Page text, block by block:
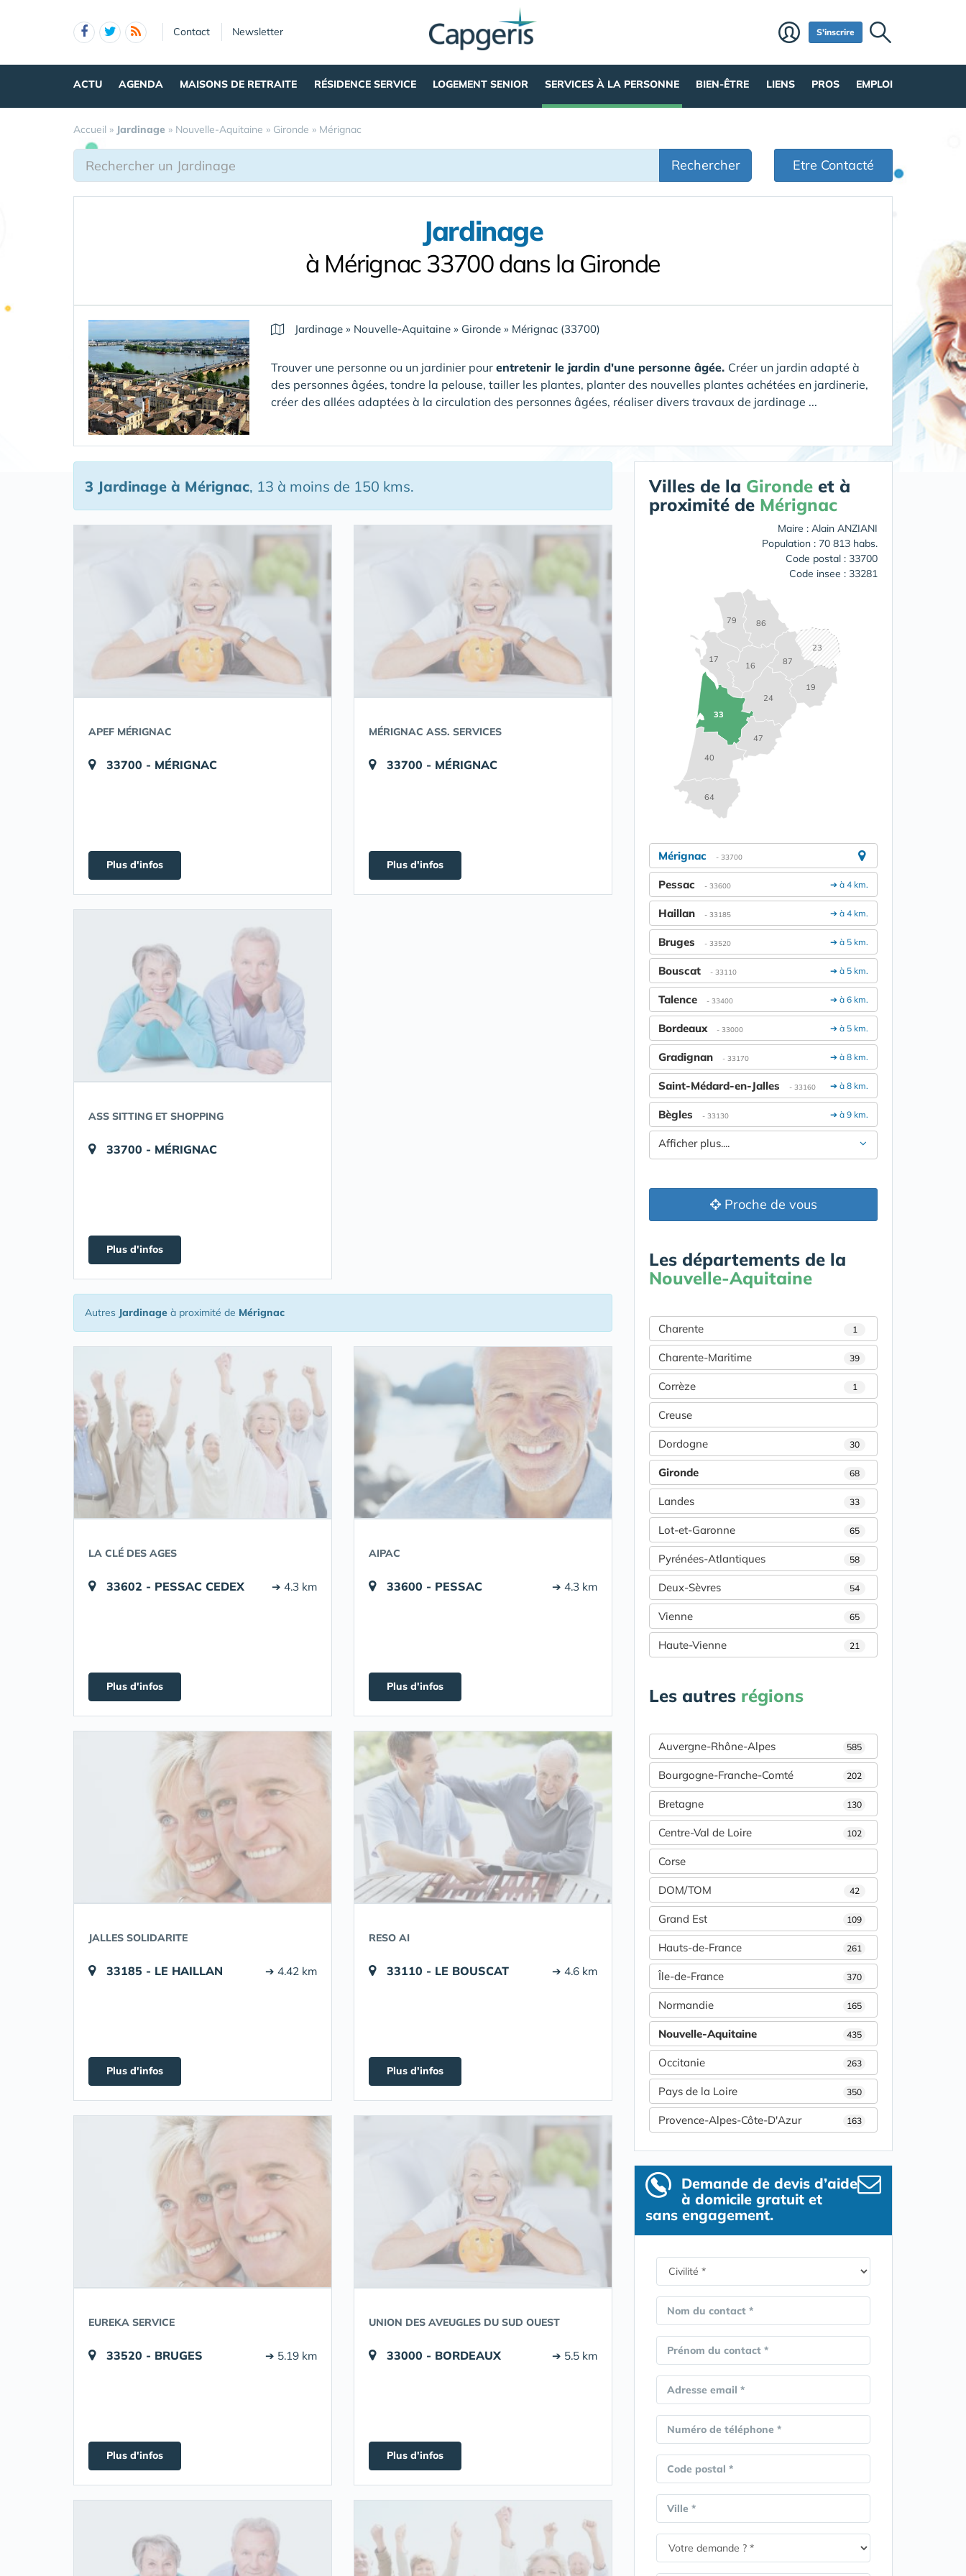
Contact Newsletter S'inscrire
ACTU AGENDA MAISONS DE RETRAITE RÉSIDENCE SERVICE LOGEMENT SENIOR SERVICES À LA PERSONNE BIEN-ÊTRE LIENS PROS EMPLOI
Accueil » Jardinage » Nouvelle-Aquitaine » Gironde » Mérignac
Rechercher Etre Contacté
Jardinage
à Mérignac 33700 dans la Gironde
Jardinage » Nouvelle-Aquitaine » Gironde » Mérignac (33700)
Trouver une personne ou un jardinier pour entretenir le jardin d'une personne âgée. Créer un jardin adapté à
des personnes âgées, tondre la pelouse, tailler les plantes, planter des nouvelles plantes achétées en jardinerie,
créer des allées adaptées à la circulation des personnes âgées, réaliser divers travaux de jardinage ...
3 Jardinage à Mérignac, 13 à moins de 150 kms.
APEF MÉRIGNAC
33700 - MÉRIGNAC
Plus d'infos
MÉRIGNAC ASS. SERVICES
33700 - MÉRIGNAC
Plus d'infos
ASS SITTING ET SHOPPING
33700 - MÉRIGNAC
Plus d'infos
Autres Jardinage à proximité de Mérignac
LA CLÉ DES AGES
33602 - PESSAC CEDEX ➔ 4.3 km
Plus d'infos
AIPAC
33600 - PESSAC ➔ 4.3 km
Plus d'infos
JALLES SOLIDARITE
33185 - LE HAILLAN ➔ 4.42 km
Plus d'infos
RESO AI
33110 - LE BOUSCAT ➔ 4.6 km
Plus d'infos
EUREKA SERVICE
33520 - BRUGES ➔ 5.19 km
Plus d'infos
UNION DES AVEUGLES DU SUD OUEST
33000 - BORDEAUX ➔ 5.5 km
Plus d'infos
Villes de la Gironde et à
proximité de Mérignac
Maire : Alain ANZIANI
Population : 70 813 habs.
Code postal : 33700
Code insee : 33281
16
17
19
23
24
33
40
47
64
79 86
87
Mérignac - 33700
➔ à 4 km.
Pessac - 33600
➔ à 4 km.
Haillan - 33185
➔ à 5 km.
Bruges - 33520
➔ à 5 km.
Bouscat - 33110
➔ à 6 km.
Talence - 33400
➔ à 5 km.
Bordeaux - 33000
➔ à 8 km.
Gradignan - 33170
➔ à 8 km.
Saint-Médard-en-Jalles - 33160
➔ à 9 km.
Bègles - 33130
Afficher plus....
Proche de vous
Les départements de la
Nouvelle-Aquitaine
Charente 1
Charente-Maritime 39
Corrèze 1
Creuse
Dordogne 30
Gironde 68
Landes 33
Lot-et-Garonne 65
Pyrénées-Atlantiques 58
Deux-Sèvres 54
Vienne 65
Haute-Vienne 21
Les autres régions
Auvergne-Rhône-Alpes 585
Bourgogne-Franche-Comté 202
Bretagne 130
Centre-Val de Loire 102
Corse
DOM/TOM 42
Grand Est 109
Hauts-de-France 261
Île-de-France 370
Normandie 165
Nouvelle-Aquitaine 435
Occitanie 263
Pays de la Loire 350
Provence-Alpes-Côte-D'Azur 163
Demande de devis d’aide
à domicile gratuit et
sans engagement.
Nom du contact *
Prénom du contact *
Adresse email *
Numéro de téléphone *
Code postal *
Ville *